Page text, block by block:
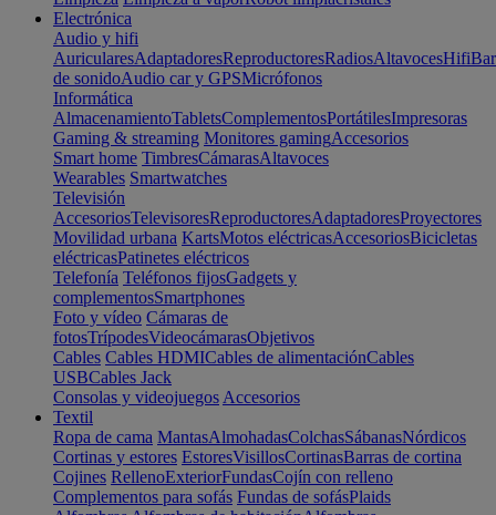
Electrónica
Audio y hifi
AuricularesAdaptadoresReproductoresRadiosAltavocesHifi
de sonidoAudio car y GPSMicrófonos
Informática
AlmacenamientoTabletsComplementosPortátilesImpresoras
Gaming & streaming Monitores gamingAccesorios
Smart home TimbresCámarasAltavoces
Wearables Smartwatches
Televisión
AccesoriosTelevisoresReproductoresAdaptadoresProyectores
Movilidad urbana KartsMotos eléctricasAccesoriosBicicletas
eléctricasPatinetes eléctricos
Telefonía Teléfonos fijosGadgets y
complementosSmartphones
Foto y vídeo Cámaras de
fotosTrípodesVideocámarasObjetivos
Cables Cables HDMICables de alimentaciónCables
USBCables Jack
Consolas y videojuegos Accesorios
Textil
Ropa de cama MantasAlmohadasColchasSábanasNórdicos
Cortinas y estores EstoresVisillosCortinasBarras de cortina
Cojines RellenoExteriorFundasCojín con relleno
Complementos para sofás Fundas de sofásPlaids